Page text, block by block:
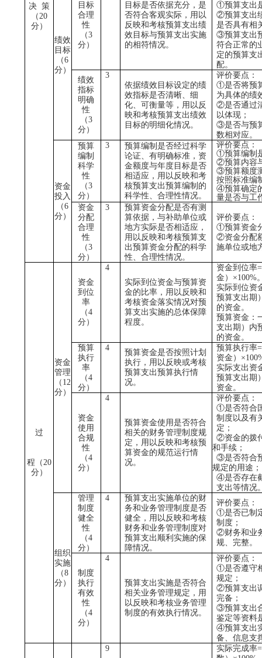
决 策
（20
分）
绩效
目标
（6
分）
目标
合理
性
（3
分）
目标是否依据充分，是
否符合客观实际，用以
反映和考核预算支出绩
效目标与预算支出实施
的相符情况。
①预算支出
②预算支出
是否具有相
③预算支出
符合正常的
定的预算支
配。
绩效
指标
明确
性
（3
分）
3
依据绩效目标设定的绩
效指标是否清晰、细
化、可衡量等，用以反
映和考核预算支出绩效
目标的明细化情况。
评价要点：
①是否将预
为具体的绩
②是否通过
以体现；
③是否与预
数相对应。
资金
投入
（6
分）
预算
编制
科学
性
（3
分）
3
预算编制是否经过科学
论证、有明确标准，资
金额度与年度目标是否
相适应，用以反映和考
核预算支出预算编制的
科学性、合理性情况。
评价要点：
①预算编制
②预算内容
③预算额度
按照标准编
④预算确定
量是否与工
资金
分配
合理
性
（3
分）
3
预算资金分配是否有测
算依据，与补助单位或
地方实际是否相适应，
用以反映和考核预算支
出预算资金分配的科学
性、合理性情况。
评价要点：
①预算资金
②资金分配
施单位或地
过
程（20
分）
资金
管理
（ 12
分）
资金
到位
率
（4
分）
4
实际到位资金与预算资
金的比率，用以反映和
考核资金落实情况对预
算支出实施的总体保障
程度。
资金到位率=
金）×100%
实际到位资
预算支出期
的资金。
预算资金：
支出期）内
的资金。
预算
执行
率
（4
分）
4
预算资金是否按照计划
执行，用以反映或考核
预算支出预算执行情
况。
预算执行率=
资金）×
实际支出资
预算支出期
资金。
资金
使用
合规
性
（4
分）
4
预算资金使用是否符合
相关的财务管理制度规
定，用以反映和考核预
算资金的规范运行情
况。
评价要点：
①是否符合
制度以及有
定；
②资金的拨
和手续；
③是否符合
规定的用途；
④是否存在
支出等情况
组织
实施
（8
分）
管理
制度
健全
性
（4
分）
4
预算支出实施单位的财
务和业务管理制度是否
健全，用以反映和考核
财务和业务管理制度对
预算支出顺利实施的保
障情况。
评价要点：
①是否已制
制度；
②财务和业
规、完整。
制度
执行
有效
性
（4
分）
4
预算支出实施是否符合
相关业务管理规定，用
以反映和考核业务管理
制度的有效执行情况。
评价要点：
①是否遵守
规定；
②预算支出
完备；
③预算支出
鉴定等资料
④预算支出
备、信息支
9
实际完成率=